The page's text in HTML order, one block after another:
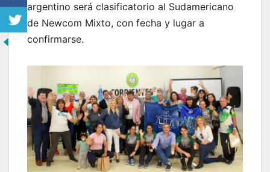
argentino será clasificatorio al Sudamericano
de Newcom Mixto, con fecha y lugar a
confirmarse.